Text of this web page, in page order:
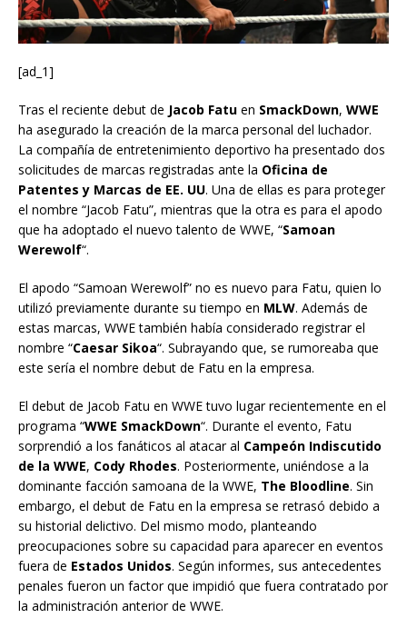
[ad_1]
Tras el reciente debut de Jacob Fatu en SmackDown, WWE
ha asegurado la creación de la marca personal del luchador.
La compañía de entretenimiento deportivo ha presentado dos
solicitudes de marcas registradas ante la Oficina de
Patentes y Marcas de EE. UU. Una de ellas es para proteger
el nombre “Jacob Fatu”, mientras que la otra es para el apodo
que ha adoptado el nuevo talento de WWE, “Samoan
Werewolf“.
El apodo “Samoan Werewolf” no es nuevo para Fatu, quien lo
utilizó previamente durante su tiempo en MLW. Además de
estas marcas, WWE también había considerado registrar el
nombre “Caesar Sikoa“. Subrayando que, se rumoreaba que
este sería el nombre debut de Fatu en la empresa.
El debut de Jacob Fatu en WWE tuvo lugar recientemente en el
programa “WWE SmackDown“. Durante el evento, Fatu
sorprendió a los fanáticos al atacar al Campeón Indiscutido
de la WWE, Cody Rhodes. Posteriormente, uniéndose a la
dominante facción samoana de la WWE, The Bloodline. Sin
embargo, el debut de Fatu en la empresa se retrasó debido a
su historial delictivo. Del mismo modo, planteando
preocupaciones sobre su capacidad para aparecer en eventos
fuera de Estados Unidos. Según informes, sus antecedentes
penales fueron un factor que impidió que fuera contratado por
la administración anterior de WWE.